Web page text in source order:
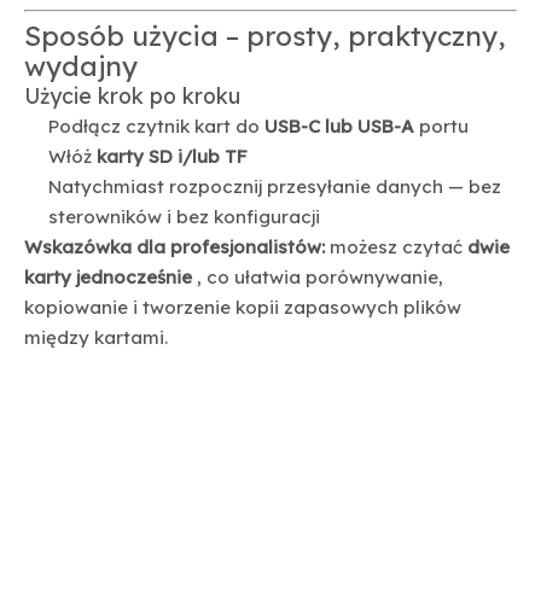
Sposób użycia – prosty, praktyczny,
wydajny
Użycie krok po kroku
Podłącz czytnik kart do USB-C lub USB-A portu
Włóż karty SD i/lub TF
Natychmiast rozpocznij przesyłanie danych — bez
sterowników i bez konfiguracji
Wskazówka dla profesjonalistów: możesz czytać dwie
karty jednocześnie , co ułatwia porównywanie,
kopiowanie i tworzenie kopii zapasowych plików
między kartami.